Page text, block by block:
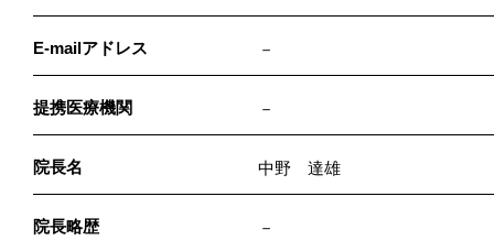
E-mailアドレス －
提携医療機関 －
院長名 中野 達雄
院長略歴 －